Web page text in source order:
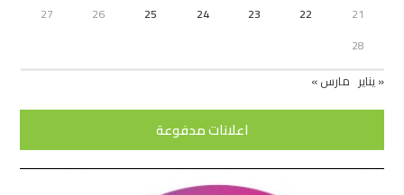
21
22
23
24
25
26
27
28
« يناير مارس »
اعلانات مدفوعة